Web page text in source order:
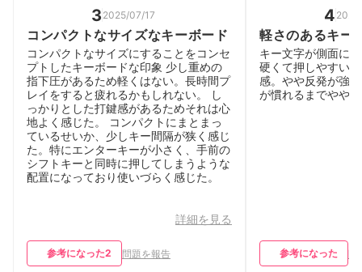
3 2025/07/17
コンパクトなサイズなキーボード
コンパクトなサイズにすることをコンセ
プトしたキーボードな印象 少し重めの
指下圧があるため軽くはない。長時間プ
レイをすると疲れるかもしれない。 し
っかりとした打鍵感があるためそれは心
地よく感じた。 コンパクトにまとまっ
ているせいか、少しキー間隔が狭く感じ
た。特にエンターキーが小さく、手前の
シフトキーと同時に押してしまうような
配置になっており使いづらく感じた。
詳細を見る
参考になった2 問題を報告
4
軽さのあるキー
キー文字が側面に
硬くて押しやすい
感。やや反発が強
が慣れるまでやや
参考になった